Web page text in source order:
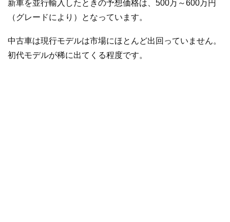
新車を並行輸入したときの予想価格は、500万～600万円
（グレードにより）となっています。
中古車は現行モデルは市場にほとんど出回っていません。
初代モデルが稀に出てくる程度です。